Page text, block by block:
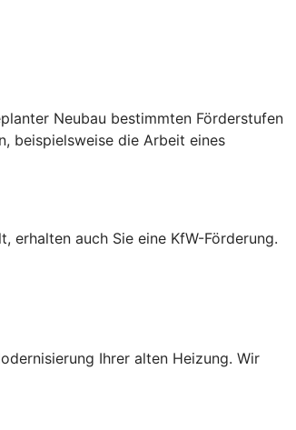
Neubau bestimmten Förderstufen
beispielsweise die Arbeit eines
erhalten auch Sie eine KfW-Förderung.
Ihrer alten Heizung. Wir